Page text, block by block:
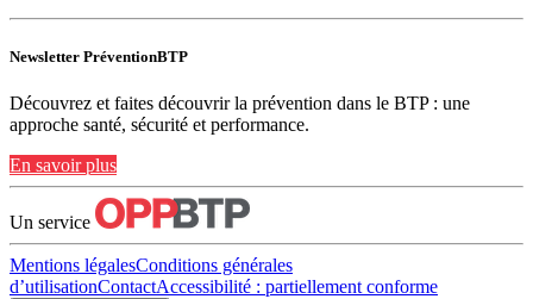
Newsletter PréventionBTP
Découvrez et faites découvrir la prévention dans le BTP : une
approche santé, sécurité et performance.
En savoir plus
Un service
Mentions légalesConditions générales
d’utilisationContactAccessibilité : partiellement conforme